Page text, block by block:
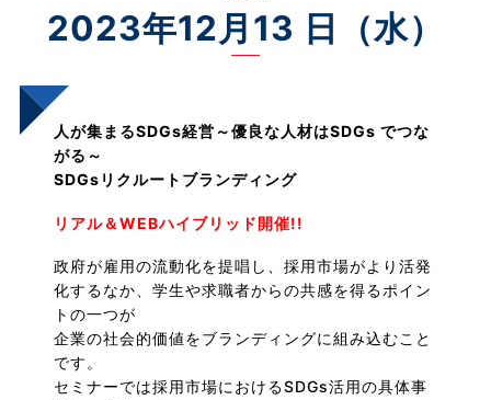
2023年12月13 日（水）
人が集まるSDGs経営～優良な人材はSDGs でつな
がる～
SDGsリクルートブランディング
リアル＆WEBハイブリッド開催!!
政府が雇用の流動化を提唱し、採用市場がより活発
化するなか、学生や求職者からの共感を得るポイン
トの一つが
企業の社会的価値をブランディングに組み込むこと
です。
セミナーでは採用市場におけるSDGs活用の具体事